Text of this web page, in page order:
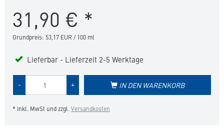
31,90 € *
Grundpreis: 53,17 EUR / 100 ml
Lieferbar - Lieferzeit 2-5 Werktage
+
- IN DEN WARENKORB
* inkl. MwSt und zzgl.Versandkosten